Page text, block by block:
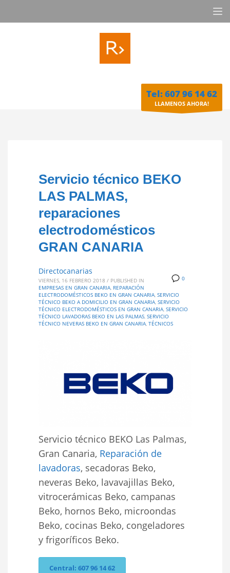
Tel: 607 96 14 62
LLAMENOS AHORA!
Servicio técnico BEKO
LAS PALMAS,
reparaciones
electrodomésticos
GRAN CANARIA
0
Directocanarias
VIERNES, 16 FEBRERO 2018 / PUBLISHED IN
EMPRESAS EN GRAN CANARIA, REPARACIÓN
ELECTRODOMÉSTICOS BEKO EN GRAN CANARIA, SERVICIO
TÉCNICO BEKO A DOMICILIO EN GRAN CANARIA, SERVICIO
TÉCNICO ELECTRODOMÉSTICOS EN GRAN CANARIA, SERVICIO
TÉCNICO LAVADORAS BEKO EN LAS PALMAS, SERVICIO
TÉCNICO NEVERAS BEKO EN GRAN CANARIA, TÉCNICOS
Servicio técnico BEKO Las Palmas,
Gran Canaria, Reparación de
lavadoras, secadoras Beko,
neveras Beko, lavavajillas Beko,
vitrocerámicas Beko, campanas
Beko, hornos Beko, microondas
Beko, cocinas Beko, congeladores
y frigoríficos Beko.
Central: 607 96 14 62